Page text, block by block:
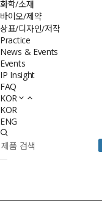
화학/소재
바이오/제약
상표/디자인/저작
Practice
News & Events
Events
IP Insight
FAQ
KOR
KOR
ENG